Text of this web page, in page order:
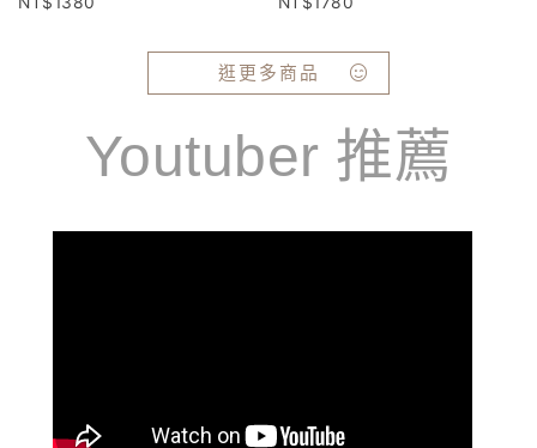
逛更多商品
Youtuber 推薦